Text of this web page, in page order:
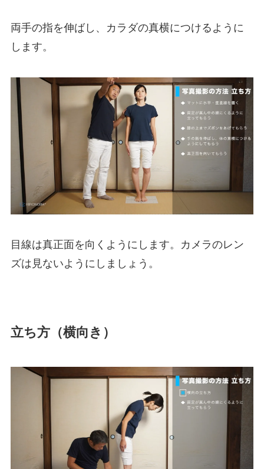
両手の指を伸ばし、カラダの真横につけるように
します。
目線は真正面を向くようにします。カメラのレン
ズは見ないようにしましょう。
立ち方（横向き）